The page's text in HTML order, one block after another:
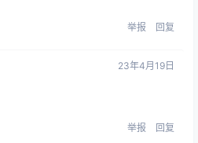
举报 回复
23年4月19日
举报 回复